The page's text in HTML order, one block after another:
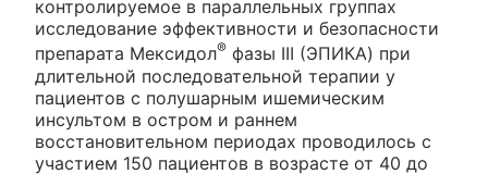
контролируемое в параллельных группах
исследование эффективности и безопасности
препарата Мексидол® фазы III (ЭПИКА) при
длительной последовательной терапии у
пациентов с полушарным ишемическим
инсультом в остром и раннем
восстановительном периодах проводилось с
участием 150 пациентов в возрасте от 40 до